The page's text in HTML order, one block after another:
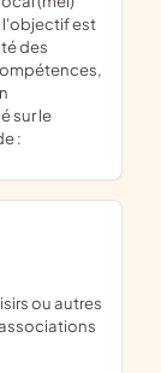
l'objectif est
des
sur le
:
ou autres